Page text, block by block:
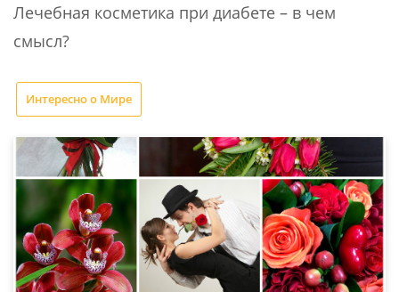
Лечебная косметика при диабете – в чем
смысл?
Интересно о Мире